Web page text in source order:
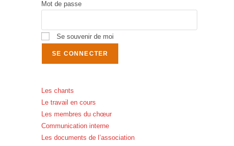
Mot de passe
Se souvenir de moi
Les chants
Le travail en cours
Les membres du chœur
Communication interne
Les documents de l’association